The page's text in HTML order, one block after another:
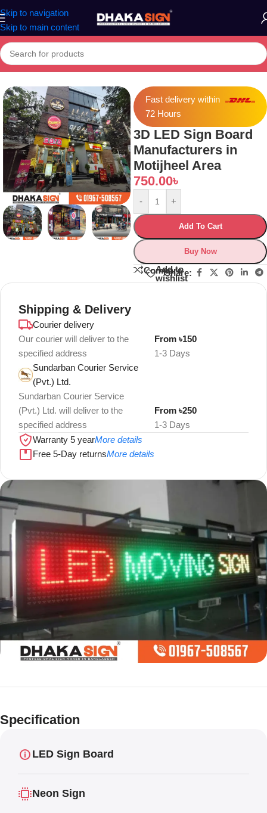
Skip to navigation
Skip to main content
Home»Shop»3D LED Sign Board Manufacturers in Motijheel Area
Fast delivery within
72 Hours
3D LED Sign Board
Manufacturers in
Motijheel Area
750.00৳
- +
Add To Cart
Buy Now
Compare
Add to
wishlist
Share:
Shipping & Delivery
Courier delivery
Our courier will deliver to the
specified address
1-3 Days
From ৳150
Sundarban Courier Service
(Pvt.) Ltd.
Sundarban Courier Service
(Pvt.) Ltd. will deliver to the
specified address
1-3 Days
From ৳250
Warranty 5 yearMore details
Free 5-Day returnsMore details
Limited offer
Moving
Specification
LED Sign Board
Neon Sign